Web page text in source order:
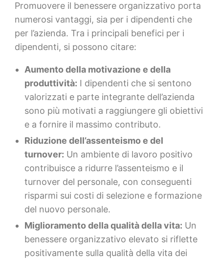
Promuovere il benessere organizzativo porta
numerosi vantaggi, sia per i dipendenti che
per l’azienda. Tra i principali benefici per i
dipendenti, si possono citare:
Aumento della motivazione e della
produttività: I dipendenti che si sentono
valorizzati e parte integrante dell’azienda
sono più motivati a raggiungere gli obiettivi
e a fornire il massimo contributo.
Riduzione dell’assenteismo e del
turnover: Un ambiente di lavoro positivo
contribuisce a ridurre l’assenteismo e il
turnover del personale, con conseguenti
risparmi sui costi di selezione e formazione
del nuovo personale.
Miglioramento della qualità della vita: Un
benessere organizzativo elevato si riflette
positivamente sulla qualità della vita dei